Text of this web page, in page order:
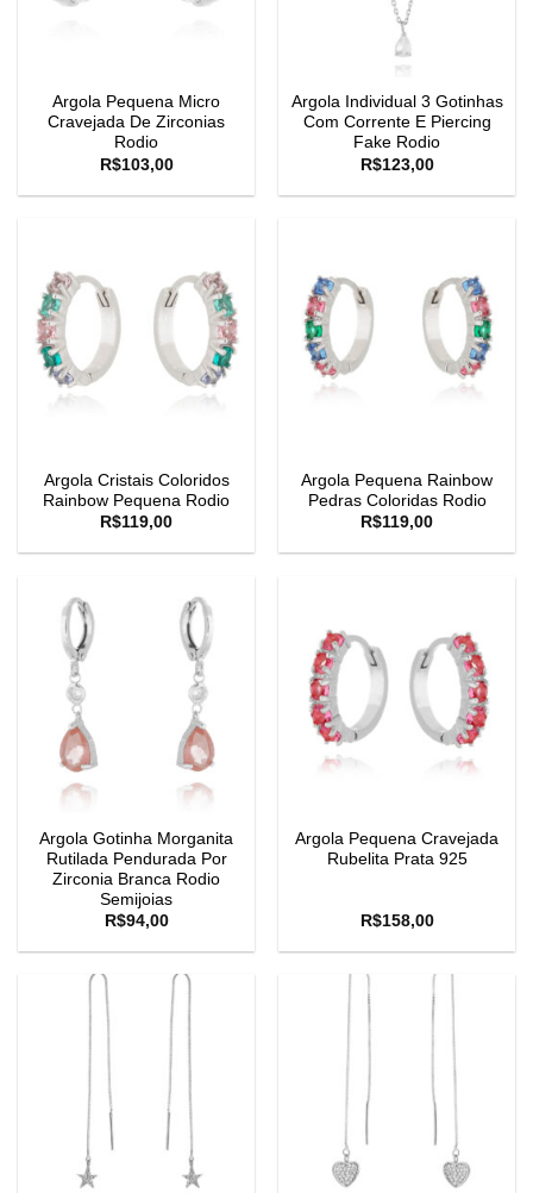
Argola Pequena Micro
Cravejada De Zirconias
Rodio
R$103,00
Argola Individual 3 Gotinhas
Com Corrente E Piercing
Fake Rodio
R$123,00
Argola Cristais Coloridos
Rainbow Pequena Rodio
R$119,00
Argola Pequena Rainbow
Pedras Coloridas Rodio
R$119,00
Argola Gotinha Morganita
Rutilada Pendurada Por
Zirconia Branca Rodio
Semijoias
R$94,00
Argola Pequena Cravejada
Rubelita Prata 925
R$158,00